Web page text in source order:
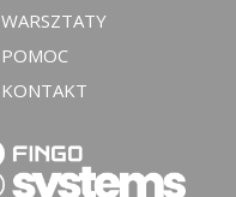
WARSZTATY
POMOC
KONTAKT